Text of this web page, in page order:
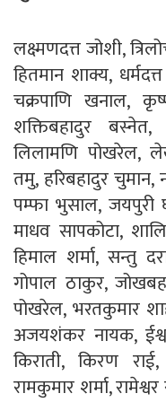
लक्ष्मणदत्त जोशी,
हितमान शाक्य,
चक्रपाणि खनाल,
शक्तिबहादुर
लिलामणि पोखरेल,
तमु, हरिबहादुर
पम्फा भुसाल, जयपुरी
माधव सापकोटा,
हिमाल शर्मा, सन्तु
गोपाल ठाकुर,
पोखरेल, भरतकुमार
अजयशंकर नायक,
किराती, किरण
रामकुमार शर्मा,